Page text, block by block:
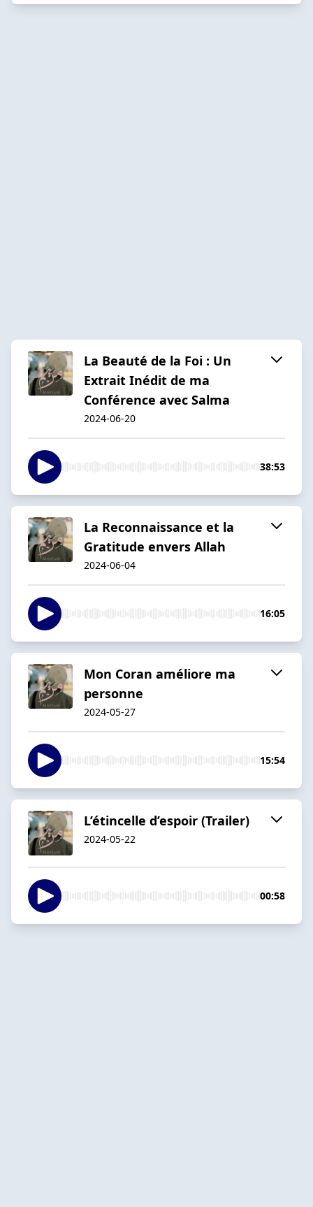
La Beauté de la Foi : Un
Extrait Inédit de ma
Conférence avec Salma
2024-06-20
38:53
La Reconnaissance et la
Gratitude envers Allah
2024-06-04
16:05
Mon Coran améliore ma
personne
2024-05-27
15:54
L’étincelle d’espoir (Trailer)
2024-05-22
00:58